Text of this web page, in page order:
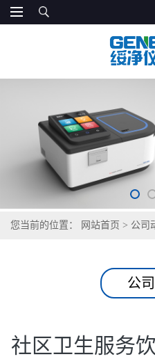
您当前的位置： 网站首页 > 公司
公
社区卫生服务